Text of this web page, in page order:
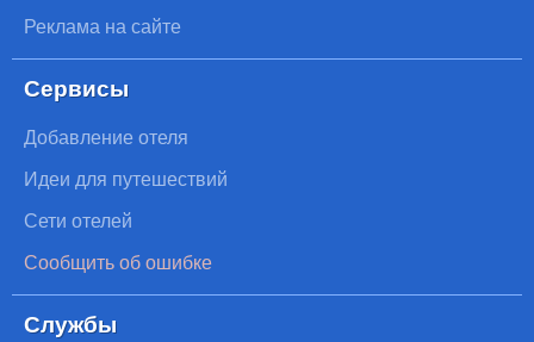
Реклама на сайте
Сервисы
Добавление отеля
Идеи для путешествий
Сети отелей
Сообщить об ошибке
Службы